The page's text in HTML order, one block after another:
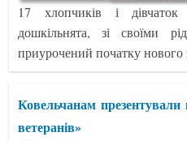
17 хлопчиків і
дошкільнята, зі своїми
приурочений початку нового
Ковельчанам презентували
ветеранів»